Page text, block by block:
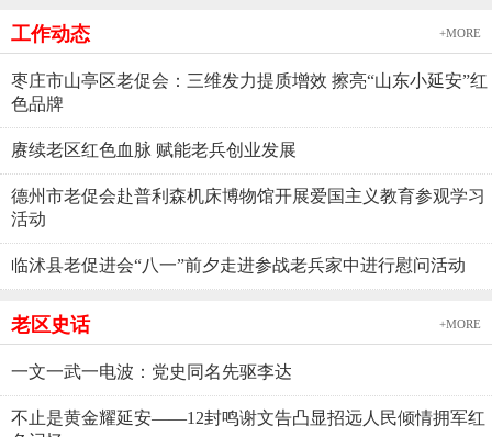
工作动态 +MORE
枣庄市山亭区老促会：三维发力提质增效 擦亮“山东小延安”红
色品牌
赓续老区红色血脉 赋能老兵创业发展
德州市老促会赴普利森机床博物馆开展爱国主义教育参观学习
活动
临沭县老促进会“八一”前夕走进参战老兵家中进行慰问活动
老区史话 +MORE
一文一武一电波：党史同名先驱李达
不止是黄金耀延安——12封鸣谢文告凸显招远人民倾情拥军红